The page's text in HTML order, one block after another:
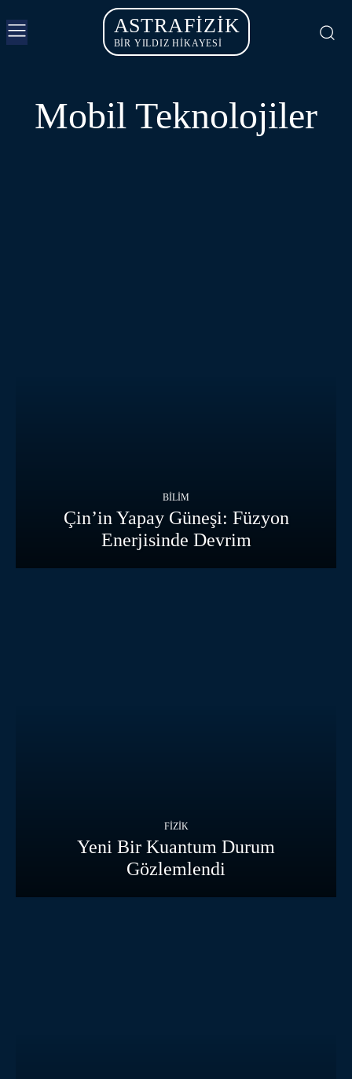
ASTRAFIZIK
BİR YILDIZ HİKAYESİ
Mobil Teknolojiler
BILIM
Çin’in Yapay Güneşi: Füzyon
Enerjisinde Devrim
FIZIK
Yeni Bir Kuantum Durum
Gözlemlendi